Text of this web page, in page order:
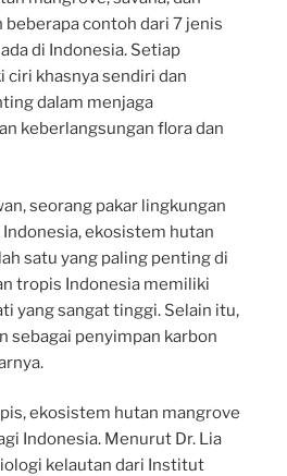
beberapa contoh dari 7 jenis
di Indonesia. Setiap
khasnya sendiri dan
dalam menjaga
keberlangsungan flora dan
seorang pakar lingkungan
ekosistem hutan
satu yang paling penting di
tropis Indonesia memiliki
yang sangat tinggi. Selain itu,
sebagai penyimpan karbon
ekosistem hutan mangrove
Indonesia. Menurut Dr. Lia
kelautan dari Institut